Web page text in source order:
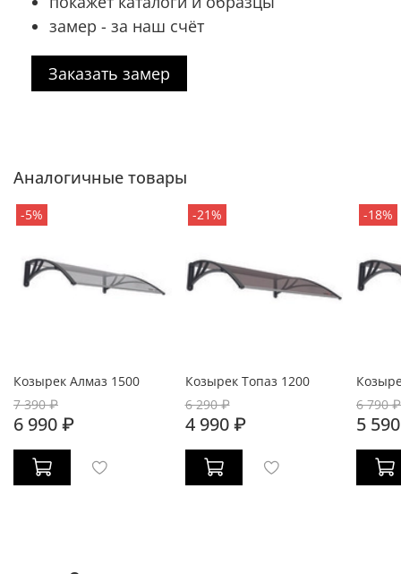
замер - за наш счёт
Заказать замер
Аналогичные товары
-5%
Козырек Алмаз 1500
7 390 ₽
6 990 ₽
-21%
Козырек Топаз 1200
6 290 ₽
4 990 ₽
-18%
6 790 ₽
5